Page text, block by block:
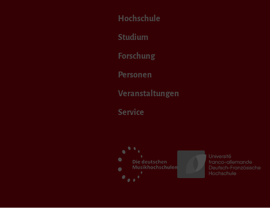
Hochschule
Studium
Forschung
Personen
Veranstaltungen
Service